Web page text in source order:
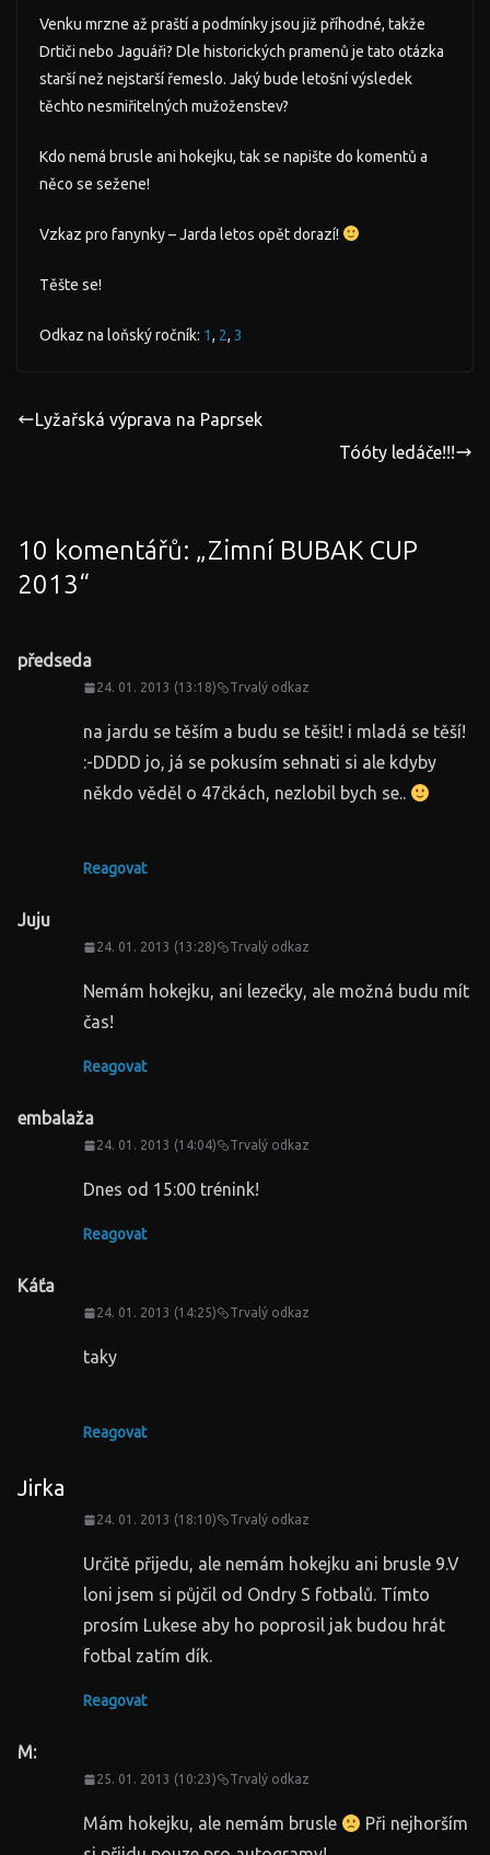
Venku mrzne až praští a podmínky jsou již příhodné, takže
Drtiči nebo Jaguáři? Dle historických pramenů je tato otázka
starší než nejstarší řemeslo. Jaký bude letošní výsledek
těchto nesmiřitelných mužoženstev?
Kdo nemá brusle ani hokejku, tak se napište do komentů a
něco se sežene!
Vzkaz pro fanynky – Jarda letos opět dorazí!
Těšte se!
Odkaz na loňský ročník: 1, 2, 3
Lyžařská výprava na Paprsek
Tóóty ledáče!!!
10 komentářů: „Zimní BUBAK CUP
2013“
předseda
24. 01. 2013 (13:18) Trvalý odkaz
na jardu se těším a budu se těšit! i mladá se těší!
:-DDDD jo, já se pokusím sehnati si ale kdyby
někdo věděl o 47čkách, nezlobil bych se..
Reagovat
Juju
24. 01. 2013 (13:28) Trvalý odkaz
Nemám hokejku, ani lezečky, ale možná budu mít
čas!
Reagovat
embalaža
24. 01. 2013 (14:04) Trvalý odkaz
Dnes od 15:00 trénink!
Reagovat
Káťa
24. 01. 2013 (14:25) Trvalý odkaz
taky
Reagovat
Jirka
24. 01. 2013 (18:10) Trvalý odkaz
Určitě přijedu, ale nemám hokejku ani brusle 9.V
loni jsem si půjčil od Ondry S fotbalů. Tímto
prosím Lukese aby ho poprosil jak budou hrát
fotbal zatím dík.
Reagovat
M:
25. 01. 2013 (10:23) Trvalý odkaz
Mám hokejku, ale nemám brusle
Při nejhorším